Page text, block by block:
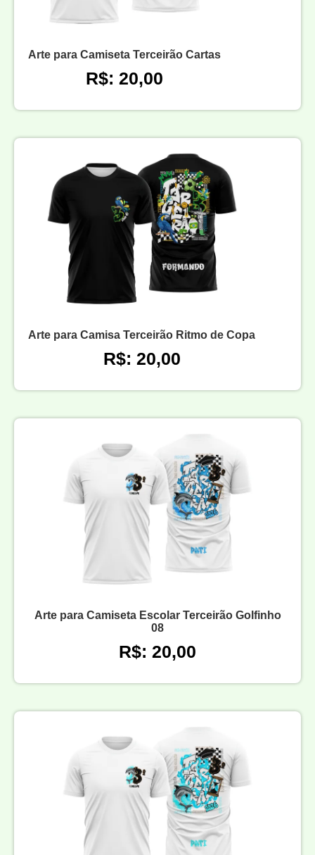
Arte para Camiseta Terceirão Cartas
R$: 20,00
Arte para Camisa Terceirão Ritmo de Copa
R$: 20,00
Arte para Camiseta Escolar Terceirão Golfinho
08
R$: 20,00